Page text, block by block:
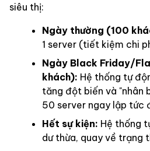
siêu thị:
Ngày thường (100
1 server (tiết kiệm chi
Ngày Black Friday/
khách): Hệ thống tự
tăng đột biến và "nhân
50 server ngay lập tức
Hết sự kiện: Hệ thống
dư thừa, quay về trạng